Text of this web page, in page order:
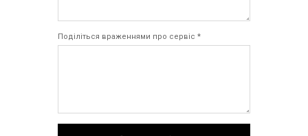
Поділіться враженнями про сервіс *